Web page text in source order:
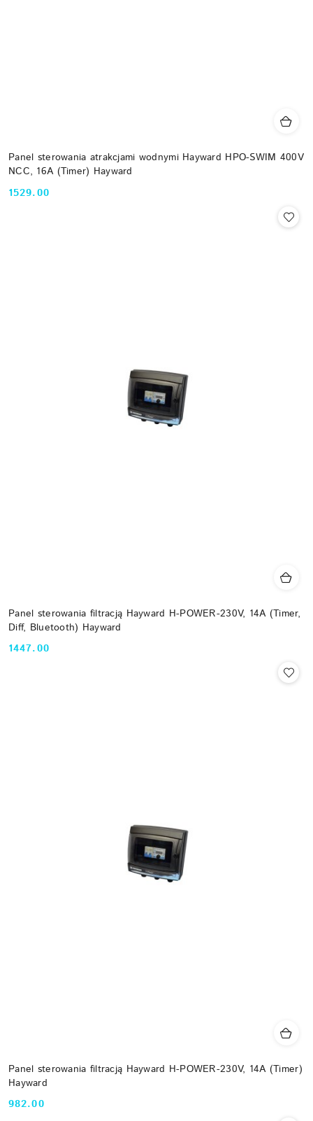
Panel sterowania atrakcjami wodnymi Hayward HPO-SWIM 400V
NCC, 16A (Timer) Hayward
Cena:
1529.00
Panel sterowania filtracją Hayward H-POWER-230V, 14A (Timer,
Diff, Bluetooth) Hayward
Cena:
1447.00
Panel sterowania filtracją Hayward H-POWER-230V, 14A (Timer)
Hayward
Cena:
982.00